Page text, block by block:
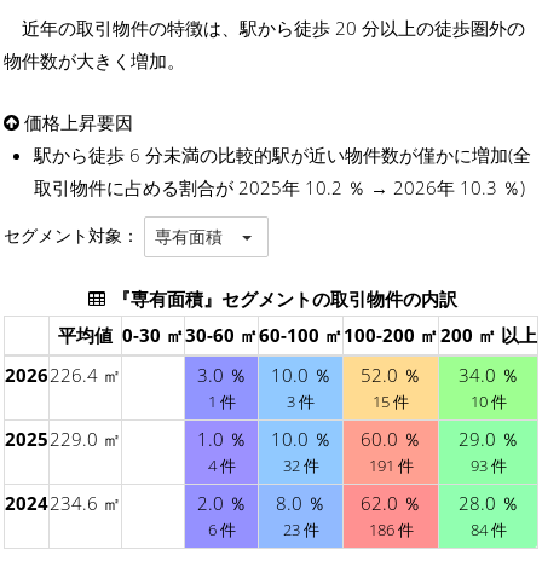
近年の取引物件の特徴は、駅から徒歩 20 分以上の徒歩圏外の
物件数が大きく増加。
価格上昇要因
駅から徒歩 6 分未満の比較的駅が近い物件数が僅かに増加(全
取引物件に占める割合が 2025年 10.2 ％ → 2026年 10.3 ％)
セグメント対象： 専有面積
『専有面積』セグメントの取引物件の内訳
平均値 0-30 ㎡30-60 ㎡60-100 ㎡100-200 ㎡200 ㎡ 以上
2026226.4 ㎡ 3.0 ％
1 件
10.0 ％
3 件
52.0 ％
15 件
34.0 ％
10 件
2025229.0 ㎡ 1.0 ％
4 件
10.0 ％
32 件
60.0 ％
191 件
29.0 ％
93 件
2024234.6 ㎡ 2.0 ％
6 件
8.0 ％
23 件
62.0 ％
186 件
28.0 ％
84 件